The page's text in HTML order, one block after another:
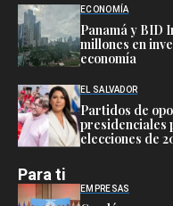
ECONOMÍA
Panamá y BID
millones en
economía
EL SALVADOR
Partidos de
presidenciales
elecciones de
Para ti
EMPRESAS